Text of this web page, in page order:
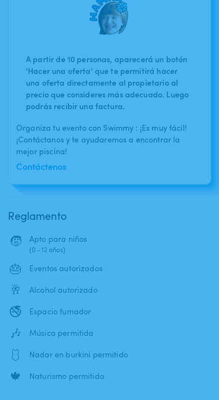
A partir de 10 personas, aparecerá un botón
'Hacer una oferta' que te permitirá hacer
una oferta directamente al propietario al
precio que consideres más adecuado. Luego
podrás recibir una factura.
Organiza tu evento con Swimmy : ¡Es muy fácil!
¡Contáctanos y te ayudaremos a encontrar la
mejor piscina!
Contáctenos
Reglamento
🧒 Apto para niños
(0 - 12 años)
🎂 Eventos autorizados
🥂 Alcohol autorizado
🚭 Espacio fumador
🎶 Música permitida
🩱 Nadar en burkini permitido
🍁 Naturismo permitido